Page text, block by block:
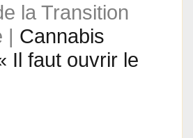
la Transition
| Cannabis
Il faut ouvrir le